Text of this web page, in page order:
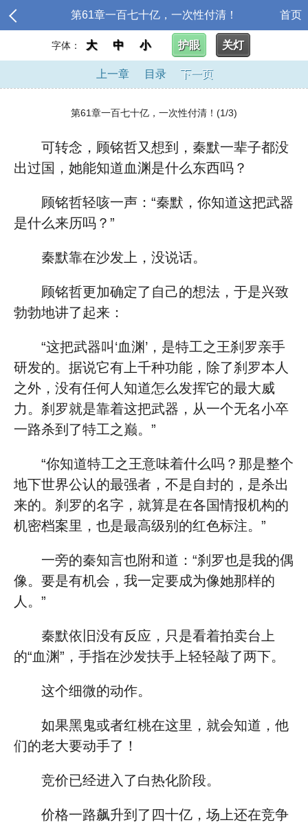
第61章一百七十亿，一次性付清！ 首页
字体： 大 中 小 护眼 关灯
上一章 目录 下一页
第61章一百七十亿，一次性付清！(1/3)
可转念，顾铭哲又想到，秦默一辈子都没
出过国，她能知道血渊是什么东西吗？
顾铭哲轻咳一声：“秦默，你知道这把武器
是什么来历吗？”
秦默靠在沙发上，没说话。
顾铭哲更加确定了自己的想法，于是兴致
勃勃地讲了起来：
“这把武器叫‘血渊’，是特工之王刹罗亲手
研发的。据说它有上千种功能，除了刹罗本人
之外，没有任何人知道怎么发挥它的最大威
力。刹罗就是靠着这把武器，从一个无名小卒
一路杀到了特工之巅。”
“你知道特工之王意味着什么吗？那是整个
地下世界公认的最强者，不是自封的，是杀出
来的。刹罗的名字，就算是在各国情报机构的
机密档案里，也是最高级别的红色标注。”
一旁的秦知言也附和道：“刹罗也是我的偶
像。要是有机会，我一定要成为像她那样的
人。”
秦默依旧没有反应，只是看着拍卖台上
的“血渊”，手指在沙发扶手上轻轻敲了两下。
这个细微的动作。
如果黑鬼或者红桃在这里，就会知道，他
们的老大要动手了！
竞价已经进入了白热化阶段。
价格一路飙升到了四十亿，场上还在竞争